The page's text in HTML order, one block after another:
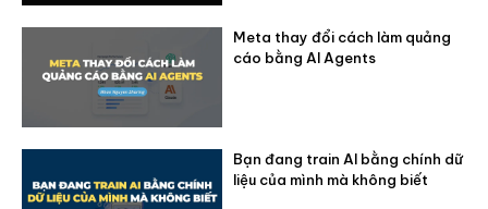
Meta thay đổi cách làm quảng
cáo bằng AI Agents
Bạn đang train AI bằng chính dữ
liệu của mình mà không biết